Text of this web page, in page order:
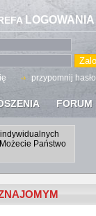
FORUM
LOGOWANIA
przypomnij hasło
Państwo